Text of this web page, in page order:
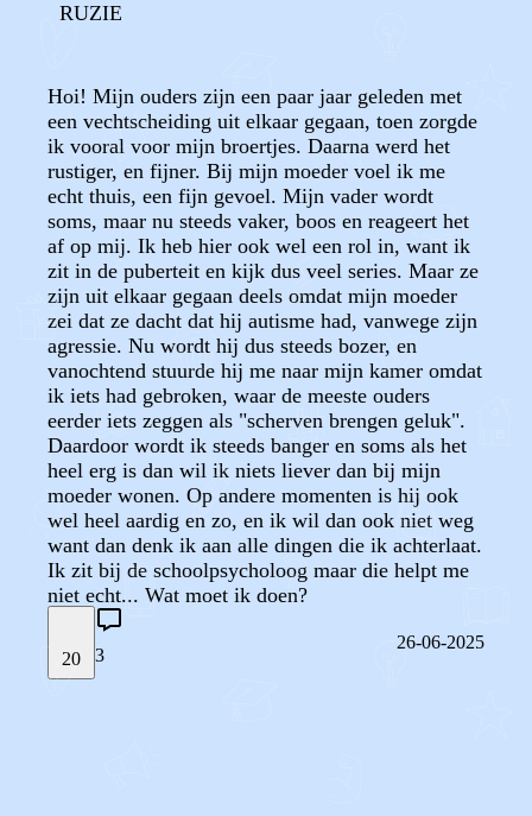
RUZIE
Hoi! Mijn ouders zijn een paar jaar geleden met
een vechtscheiding uit elkaar gegaan, toen zorgde
ik vooral voor mijn broertjes. Daarna werd het
rustiger, en fijner. Bij mijn moeder voel ik me
echt thuis, een fijn gevoel. Mijn vader wordt
soms, maar nu steeds vaker, boos en reageert het
af op mij. Ik heb hier ook wel een rol in, want ik
zit in de puberteit en kijk dus veel series. Maar ze
zijn uit elkaar gegaan deels omdat mijn moeder
zei dat ze dacht dat hij autisme had, vanwege zijn
agressie. Nu wordt hij dus steeds bozer, en
vanochtend stuurde hij me naar mijn kamer omdat
ik iets had gebroken, waar de meeste ouders
eerder iets zeggen als "scherven brengen geluk".
Daardoor wordt ik steeds banger en soms als het
heel erg is dan wil ik niets liever dan bij mijn
moeder wonen. Op andere momenten is hij ook
wel heel aardig en zo, en ik wil dan ook niet weg
want dan denk ik aan alle dingen die ik achterlaat.
Ik zit bij de schoolpsycholoog maar die helpt me
niet echt... Wat moet ik doen?
20 3
26-06-2025